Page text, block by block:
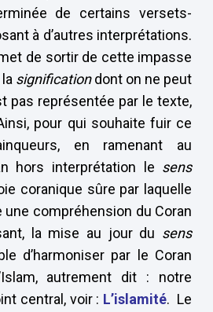
de certains versets-
à d’autres interprétations.
de sortir de cette impasse
significationdont on ne peut
pas représentée par le texte,
pour qui souhaite fuir ce
en ramenant au
hors interprétation le sens
coranique sûre par laquelle
une compréhension du Coran
la mise au jour du sens
d’harmoniser par le Coran
autrement dit : notre
central, voir : L’islamité. Le